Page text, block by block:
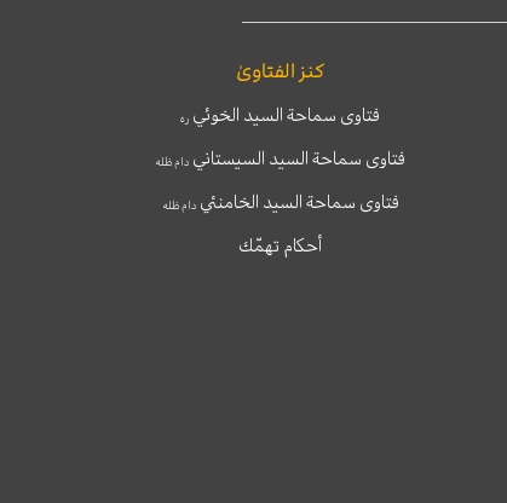
كنز الفتاوىٰ
فتاوى سماحة السيد الخوئي ره
فتاوى سماحة السيد السيستاني دام ظله
فتاوى سماحة السيد الخامنئيدام ظله
أحكام تهمّك